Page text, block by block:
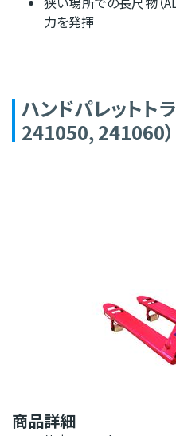
力を発揮
ハンドパレットト
241050, 241060）
商品詳細